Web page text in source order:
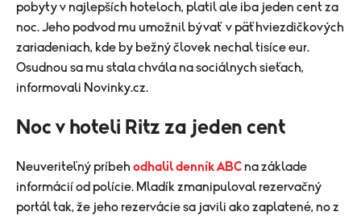
pobyty v najlepších hoteloch, platil ale iba jeden cent za
noc. Jeho podvod mu umožnil bývať v päťhviezdičkových
zariadeniach, kde by bežný človek nechal tisíce eur.
Osudnou sa mu stala chvála na sociálnych sieťach,
informovali Novinky.cz.
Noc v hoteli Ritz za jeden cent
Neuveriteľný príbeh odhalil denník ABC na základe
informácií od polície. Mladík zmanipuloval rezervačný
portál tak, že jeho rezervácie sa javili ako zaplatené, no z